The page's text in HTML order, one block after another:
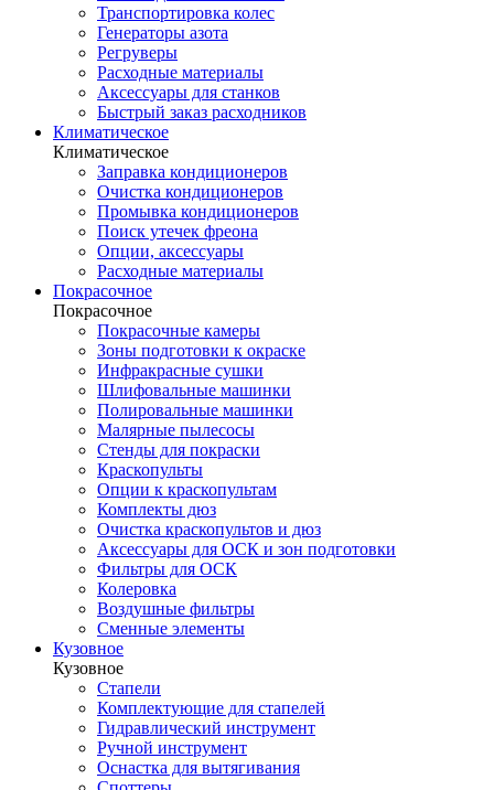
Транспортировка колес
Генераторы азота
Регруверы
Расходные материалы
Аксессуары для станков
Быстрый заказ расходников
Климатическое
Климатическое
Заправка кондиционеров
Очистка кондиционеров
Промывка кондиционеров
Поиск утечек фреона
Опции, аксессуары
Расходные материалы
Покрасочное
Покрасочное
Покрасочные камеры
Зоны подготовки к окраске
Инфракрасные сушки
Шлифовальные машинки
Полировальные машинки
Малярные пылесосы
Стенды для покраски
Краскопульты
Опции к краскопультам
Комплекты дюз
Очистка краскопультов и дюз
Аксессуары для ОСК и зон подготовки
Фильтры для ОСК
Колеровка
Воздушные фильтры
Сменные элементы
Кузовное
Кузовное
Стапели
Комплектующие для стапелей
Гидравлический инструмент
Ручной инструмент
Оснастка для вытягивания